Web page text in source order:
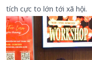
tích cực to lớn tới xã hội.